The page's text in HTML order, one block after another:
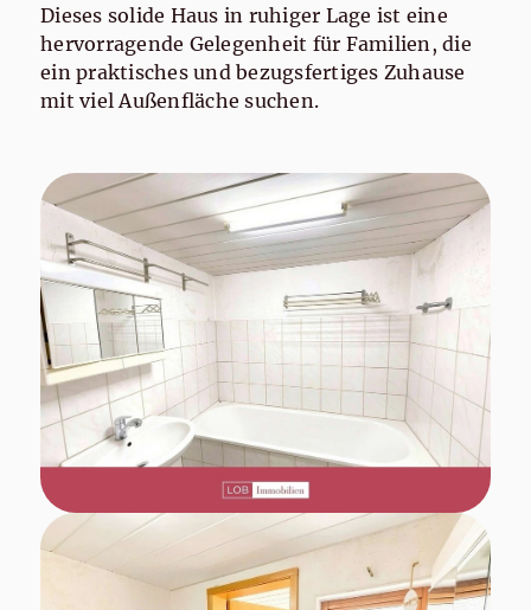
Dieses solide Haus in ruhiger Lage ist eine
hervorragende Gelegenheit für Familien, die
ein praktisches und bezugsfertiges Zuhause
mit viel Außenfläche suchen.